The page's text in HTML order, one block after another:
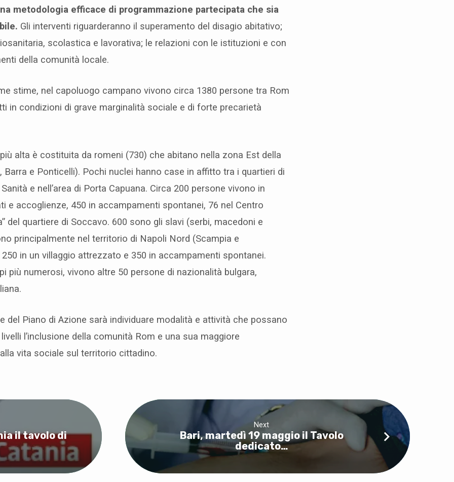
metodologia efficace di programmazione partecipata che sia
Gli interventi riguarderanno il superamento del disagio abitativo;
scolastica e lavorativa; le relazioni con le istituzioni e con
della comunità locale.
stime, nel capoluogo campano vivono circa 1380 persone tra Rom
in condizioni di grave marginalità sociale e di forte precarietà
alta è costituita da romeni (730) che abitano nella zona Est della
Barra e Ponticelli). Pochi nuclei hanno case in affitto tra i quartieri di
e nell’area di Porta Capuana. Circa 200 persone vivono in
e accoglienze, 450 in accampamenti spontanei, 76 nel Centro
del quartiere di Soccavo. 600 sono gli slavi (serbi, macedoni e
principalmente nel territorio di Napoli Nord (Scampia e
in un villaggio attrezzato e 350 in accampamenti spontanei.
più numerosi, vivono altre 50 persone di nazionalità bulgara,
del Piano di Azione sarà individuare modalità e attività che possano
l’inclusione della comunità Rom e una sua maggiore
vita sociale sul territorio cittadino.
il tavolo di
Next
Bari, martedì 19 maggio il Tavolo
dedicato…